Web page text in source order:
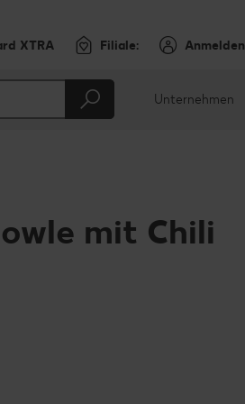
XTRA Filiale: Anmelden
Unternehmen
mit Chili